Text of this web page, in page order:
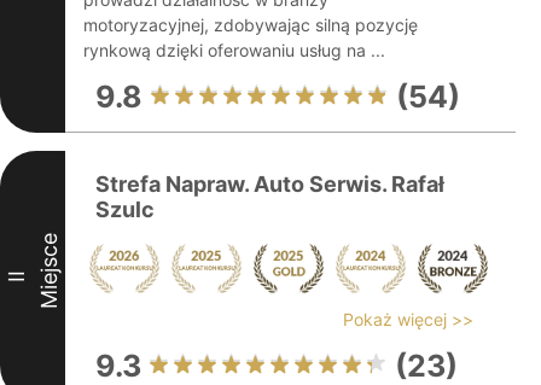
motoryzacyjnej, zdobywając silną pozycję
rynkową dzięki oferowaniu usług na ...
9.8 (54)
II Miejsce
Strefa Napraw. Auto Serwis. Rafał
Szulc
Pokaż więcej >>
9.3 (23)